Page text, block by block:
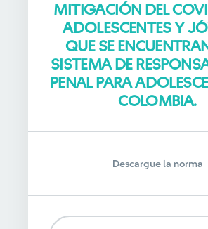
MITIGACIÓN DEL
ADOLESCENTES Y
QUE SE
SISTEMA DE
PENAL PARA
COLOMBIA.
Descargue la norma